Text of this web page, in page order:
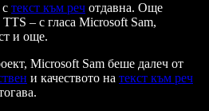
текст към реч отдавна. Още
– с гласа Microsoft Sam,
и още.
Microsoft Sam беше далеч от
и качеството на текст към реч